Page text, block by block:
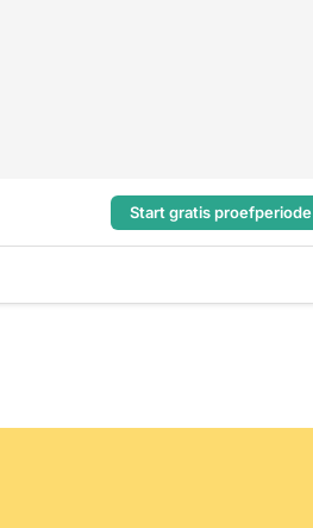
Start gratis proefperiode